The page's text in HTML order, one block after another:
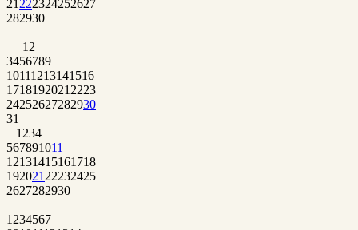
21 222324252627
282930
1 2
3456789
10111213141516
1718192021 2223
24252627282930
31
1 234
567891011
12131415161718
192021 22232425
2627282930
1 234567